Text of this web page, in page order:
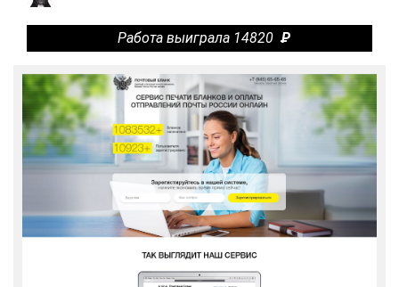
Работа выиграла 14820